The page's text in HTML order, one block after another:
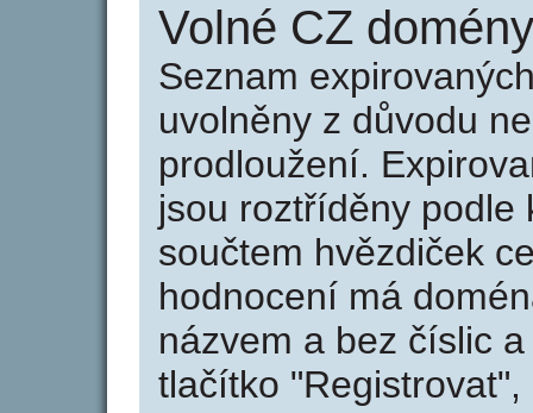
Volné CZ
Seznam
uvolněny z důvodu
prodloužení.
jsou roztříděny podle
součtem hvězdiček
hodnocení má
názvem a bez číslic
tlačítko